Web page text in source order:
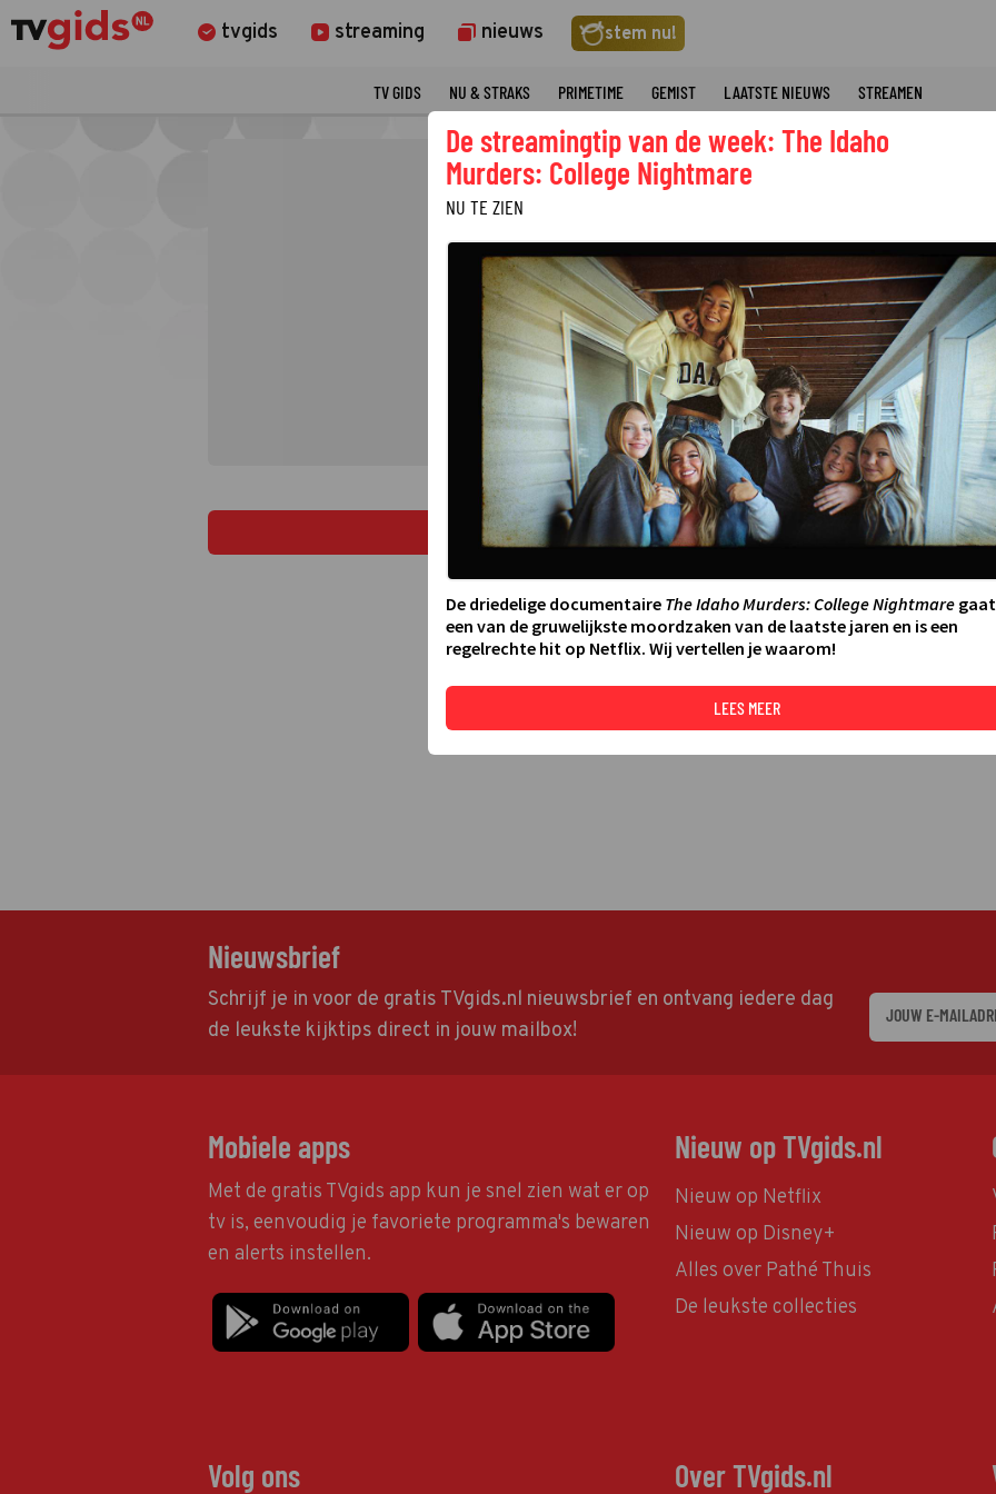
tvgids streaming nieuws stem nu!
TV GIDS NU & STRAKS PRIMETIME GEMIST LAATSTE NIEUWS STREAMEN
LEES MEER
Nieuwsbrief
Schrijf je in voor de gratis TVgids.nl nieuwsbrief en ontvang iedere dag
de leukste kijktips direct in jouw mailbox!
Mobiele apps
Met de gratis TVgids app kun je snel zien wat er op
tv is, eenvoudig je favoriete programma's bewaren
en alerts instellen.
Nieuw op TVgids.nl
Nieuw op Netflix
Nieuw op Disney+
Alles over Pathé Thuis
De leukste collecties
Volg ons Over TVgids.nl
De streamingtip van de week: The Idaho
Murders: College Nightmare
NU TE ZIEN
De driedelige documentaire The Idaho Murders: College Nightmaregaat
een van de gruwelijkste moordzaken van de laatste jaren en is een
regelrechte hit op Netflix. Wij vertellen je waarom!
LEES MEER